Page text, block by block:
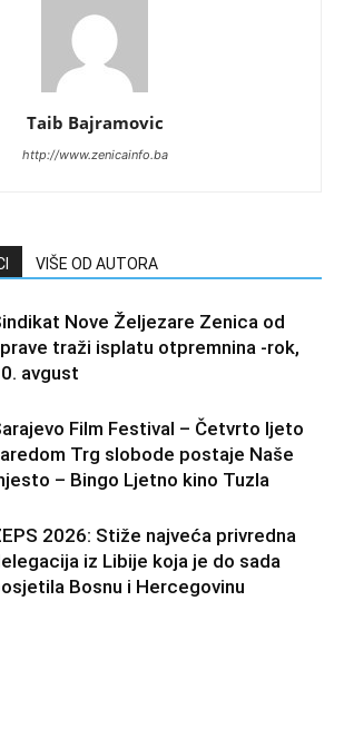
Taib Bajramovic
http://www.zenicainfo.ba
VIŠE OD AUTORA
Nove Željezare Zenica od
traži isplatu otpremnina -rok,
avgust
Film Festival – Četvrto ljeto
Trg slobode postaje Naše
– Bingo Ljetno kino Tuzla
2026: Stiže najveća privredna
iz Libije koja je do sada
Bosnu i Hercegovinu